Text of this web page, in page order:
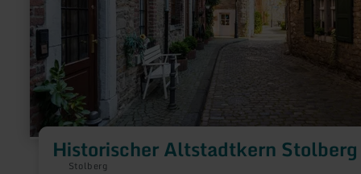
Historischer Altstadtkern Stolberg
Stolberg